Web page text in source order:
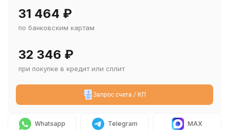
31 464 ₽
по банковским картам
32 346 ₽
при покупке в кредит или сплит
Запрос счета / КП
Whatsapp Telegram MAX